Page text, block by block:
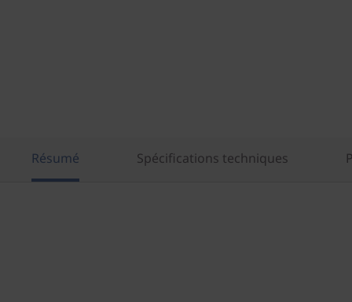
Résumé Spécifications techniques